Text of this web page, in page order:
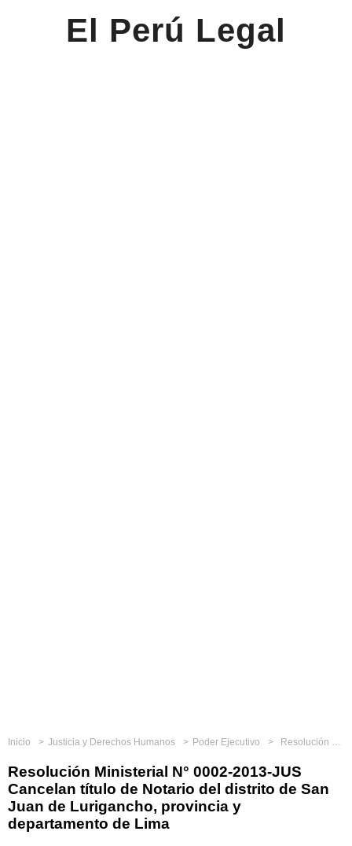
El Perú Legal
Inicio Justicia y Derechos Humanos Poder Ejecutivo Resolución Ministerial N° 0002-2013-JUS Cancelan título de Notario del distrito de San Juan de Lurigancho, provincia y departamento de Lima
Resolución Ministerial N° 0002-2013-JUS
Cancelan título de Notario del distrito de San
Juan de Lurigancho, provincia y
departamento de Lima